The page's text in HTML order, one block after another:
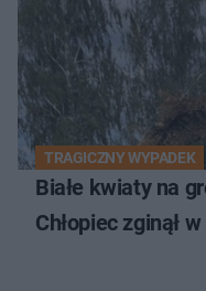
TRAGICZNY WYPADEK
Białe kwiaty na
Chłopiec zginął